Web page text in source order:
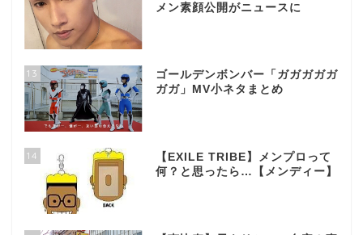
メン素顔公開がニュースに
13
ゴールデンボンバー「ガガガガガ
ガガ」MV小ネタまとめ
14
【EXILE TRIBE】メンプロって
何？と思ったら…【メンディー】